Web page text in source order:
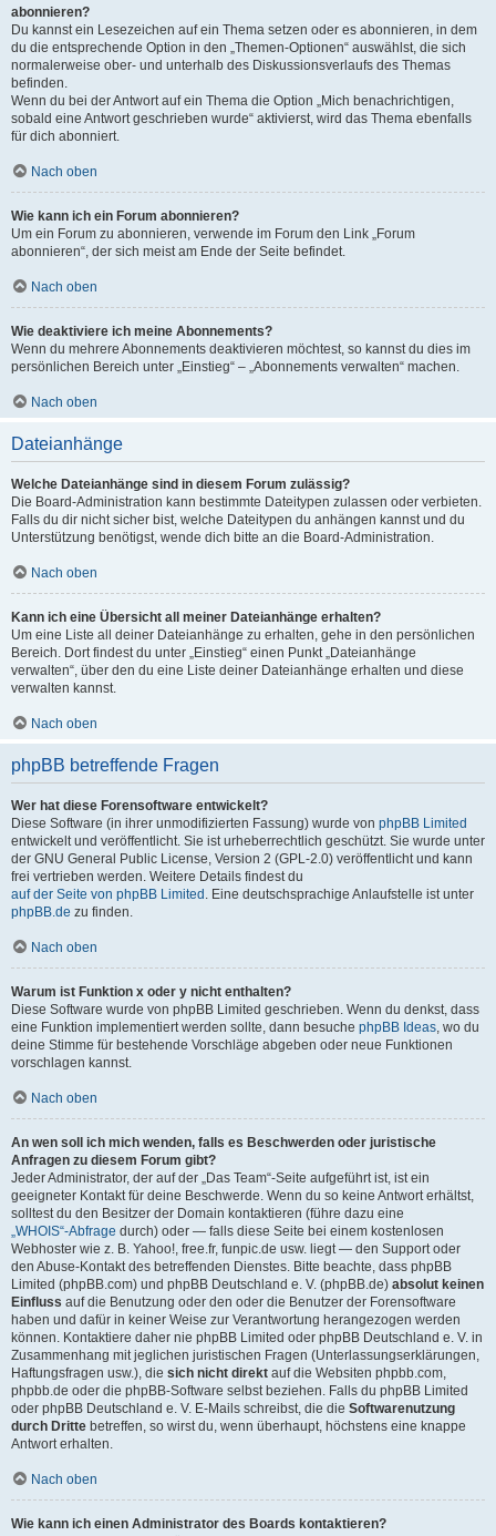
abonnieren?
Du kannst ein Lesezeichen auf ein Thema setzen oder es abonnieren, in dem
du die entsprechende Option in den „Themen-Optionen“ auswählst, die sich
normalerweise ober- und unterhalb des Diskussionsverlaufs des Themas
befinden.
Wenn du bei der Antwort auf ein Thema die Option „Mich benachrichtigen,
sobald eine Antwort geschrieben wurde“ aktivierst, wird das Thema ebenfalls
für dich abonniert.
Nach oben
Wie kann ich ein Forum abonnieren?
Um ein Forum zu abonnieren, verwende im Forum den Link „Forum
abonnieren“, der sich meist am Ende der Seite befindet.
Nach oben
Wie deaktiviere ich meine Abonnements?
Wenn du mehrere Abonnements deaktivieren möchtest, so kannst du dies im
persönlichen Bereich unter „Einstieg“ – „Abonnements verwalten“ machen.
Nach oben
Dateianhänge
Welche Dateianhänge sind in diesem Forum zulässig?
Die Board-Administration kann bestimmte Dateitypen zulassen oder verbieten.
Falls du dir nicht sicher bist, welche Dateitypen du anhängen kannst und du
Unterstützung benötigst, wende dich bitte an die Board-Administration.
Nach oben
Kann ich eine Übersicht all meiner Dateianhänge erhalten?
Um eine Liste all deiner Dateianhänge zu erhalten, gehe in den persönlichen
Bereich. Dort findest du unter „Einstieg“ einen Punkt „Dateianhänge
verwalten“, über den du eine Liste deiner Dateianhänge erhalten und diese
verwalten kannst.
Nach oben
phpBB betreffende Fragen
Wer hat diese Forensoftware entwickelt?
Diese Software (in ihrer unmodifizierten Fassung) wurde von phpBB Limited
entwickelt und veröffentlicht. Sie ist urheberrechtlich geschützt. Sie wurde unter
der GNU General Public License, Version 2 (GPL-2.0) veröffentlicht und kann
frei vertrieben werden. Weitere Details findest du
auf der Seite von phpBB Limited . Eine deutschsprachige Anlaufstelle ist unter
phpBB.de zu finden.
Nach oben
Warum ist Funktion x oder y nicht enthalten?
Diese Software wurde von phpBB Limited geschrieben. Wenn du denkst, dass
eine Funktion implementiert werden sollte, dann besuche phpBB Ideas, wo du
deine Stimme für bestehende Vorschläge abgeben oder neue Funktionen
vorschlagen kannst.
Nach oben
An wen soll ich mich wenden, falls es Beschwerden oder juristische
Anfragen zu diesem Forum gibt?
Jeder Administrator, der auf der „Das Team“-Seite aufgeführt ist, ist ein
geeigneter Kontakt für deine Beschwerde. Wenn du so keine Antwort erhältst,
solltest du den Besitzer der Domain kontaktieren (führe dazu eine
„WHOIS“-Abfrage durch) oder — falls diese Seite bei einem kostenlosen
Webhoster wie z. B. Yahoo!, free.fr, funpic.de usw. liegt — den Support oder
den Abuse-Kontakt des betreffenden Dienstes. Bitte beachte, dass phpBB
Limited (phpBB.com) und phpBB Deutschland e. V. (phpBB.de) absolut keinen
Einfluss auf die Benutzung oder den oder die Benutzer der Forensoftware
haben und dafür in keiner Weise zur Verantwortung herangezogen werden
können. Kontaktiere daher nie phpBB Limited oder phpBB Deutschland e. V. in
Zusammenhang mit jeglichen juristischen Fragen (Unterlassungserklärungen,
Haftungsfragen usw.), die sich nicht direkt auf die Websiten phpbb.com,
phpbb.de oder die phpBB-Software selbst beziehen. Falls du phpBB Limited
oder phpBB Deutschland e. V. E-Mails schreibst, die die Softwarenutzung
durch Dritte betreffen, so wirst du, wenn überhaupt, höchstens eine knappe
Antwort erhalten.
Nach oben
Wie kann ich einen Administrator des Boards kontaktieren?